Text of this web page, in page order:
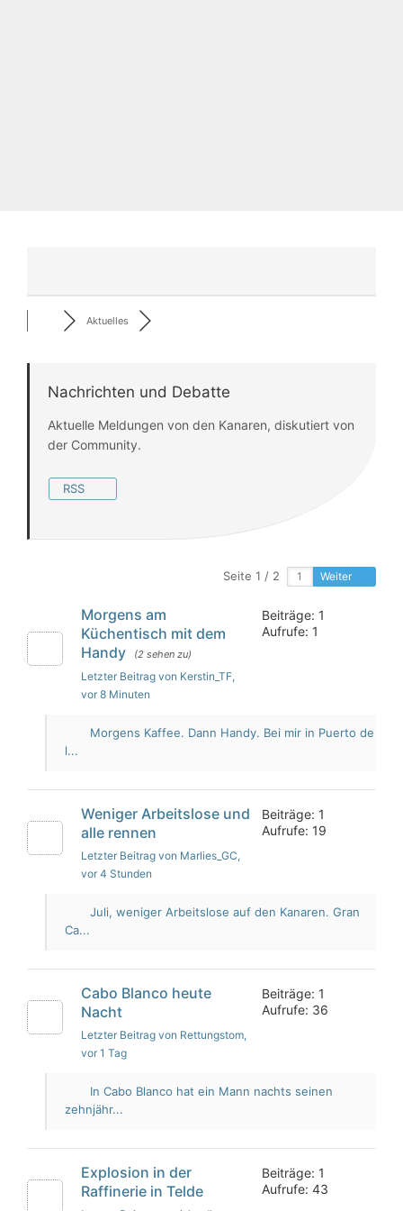
Aktuelles
Nachrichten und Debatte
Aktuelle Meldungen von den Kanaren, diskutiert von
der Community.
RSS
Seite 1 / 2 Weiter
Morgens am
Küchentisch mit dem
Handy
(2 sehen zu)
Letzter Beitrag von Kerstin_TF,
vor 8 Minuten
Beiträge: 1
Aufrufe: 1
Morgens Kaffee. Dann Handy. Bei mir in Puerto de
l...
Weniger Arbeitslose und
alle rennen
Letzter Beitrag von Marlies_GC,
vor 4 Stunden
Beiträge: 1
Aufrufe: 19
Juli, weniger Arbeitslose auf den Kanaren. Gran
Ca...
Cabo Blanco heute
Nacht
Letzter Beitrag von Rettungstom,
vor 1 Tag
Beiträge: 1
Aufrufe: 36
In Cabo Blanco hat ein Mann nachts seinen
zehnjähr...
Explosion in der
Raffinerie in Telde
Beiträge: 1
Aufrufe: 43